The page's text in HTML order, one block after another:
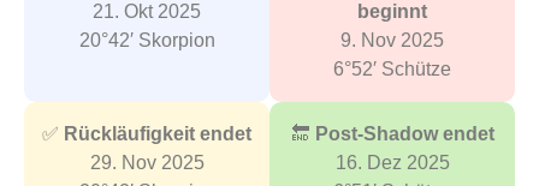
21. Okt 2025
20°42′ Skorpion
beginnt
9. Nov 2025
6°52′ Schütze
✅ Rückläufigkeit endet
29. Nov 2025
🔚 Post-Shadow endet
16. Dez 2025